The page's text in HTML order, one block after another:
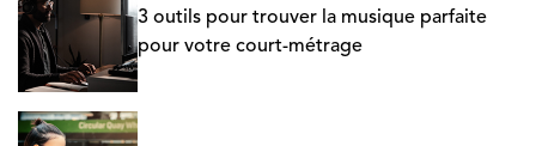
3 outils pour trouver la musique parfaite
pour votre court-métrage